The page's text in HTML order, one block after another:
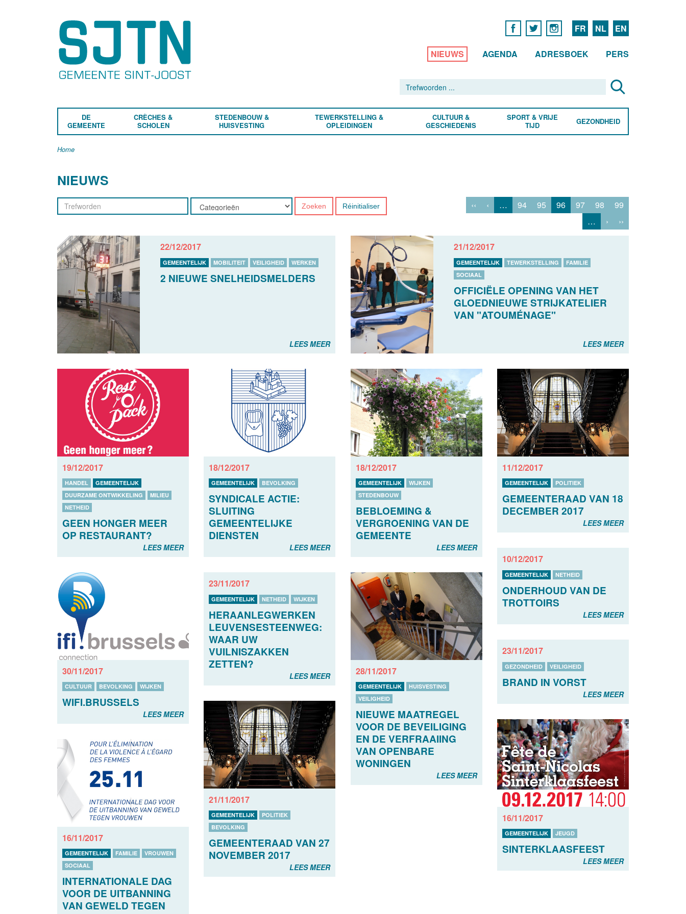
FR NL EN
NIEUWS AGENDA ADRESBOEK PERS
DE
GEMEENTE
CRÈCHES &
SCHOLEN
STEDENBOUW &
HUISVESTING
TEWERKSTELLING &
OPLEIDINGEN
CULTUUR &
GESCHIEDENIS
SPORT & VRIJE
TIJD
GEZONDHEID
Home
NIEUWS
Zoeken Réinitialiser ‹‹ ‹ … 94 95 96 97 98
99
…
› ››
22/12/2017
GEMEENTELIJK MOBILITEIT VEILIGHEID WERKEN
2 NIEUWE SNELHEIDSMELDERS
LEES MEER
21/12/2017
GEMEENTELIJK TEWERKSTELLING
FAMILIE
SOCIAAL
OFFICIËLE OPENING VAN HET
GLOEDNIEUWE STRIJKATELIER
VAN "ATOUMÉNAGE"
LEES MEER
19/12/2017
HANDEL
GEMEENTELIJK
DUURZAME ONTWIKKELING
MILIEU
NETHEID
GEEN HONGER MEER
OP RESTAURANT?
LEES MEER
18/12/2017
GEMEENTELIJK BEVOLKING
SYNDICALE ACTIE:
SLUITING
GEMEENTELIJKE
DIENSTEN
LEES MEER
18/12/2017
GEMEENTELIJK
WIJKEN
STEDENBOUW
BEBLOEMING &
VERGROENING VAN DE
GEMEENTE
LEES MEER
11/12/2017
GEMEENTELIJK POLITIEK
GEMEENTERAAD VAN 18
DECEMBER 2017
LEES MEER
10/12/2017
GEMEENTELIJK NETHEID
ONDERHOUD VAN DE
TROTTOIRS
LEES MEER
30/11/2017
CULTUUR BEVOLKING WIJKEN
WIFI.BRUSSELS
LEES MEER
28/11/2017
GEMEENTELIJK
HUISVESTING
VEILIGHEID
NIEUWE MAATREGEL
VOOR DE BEVEILIGING
EN DE VERFRAAIING
VAN OPENBARE
WONINGEN
LEES MEER
23/11/2017
GEMEENTELIJK NETHEID WIJKEN
HERAANLEGWERKEN
LEUVENSESTEENWEG:
WAAR UW
VUILNISZAKKEN
ZETTEN?
LEES MEER
23/11/2017
GEZONDHEID VEILIGHEID
BRAND IN VORST
LEES MEER
21/11/2017
GEMEENTELIJK
POLITIEK
BEVOLKING
GEMEENTERAAD VAN 27
NOVEMBER 2017
LEES MEER
16/11/2017
GEMEENTELIJK JEUGD
SINTERKLAASFEEST
LEES MEER
16/11/2017
GEMEENTELIJK FAMILIE
VROUWEN
SOCIAAL
INTERNATIONALE DAG
VOOR DE UITBANNING
VAN GEWELD TEGEN